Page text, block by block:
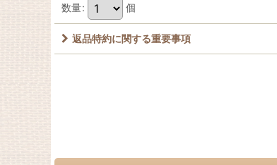
数量: 個
返品特約に関する重要事項